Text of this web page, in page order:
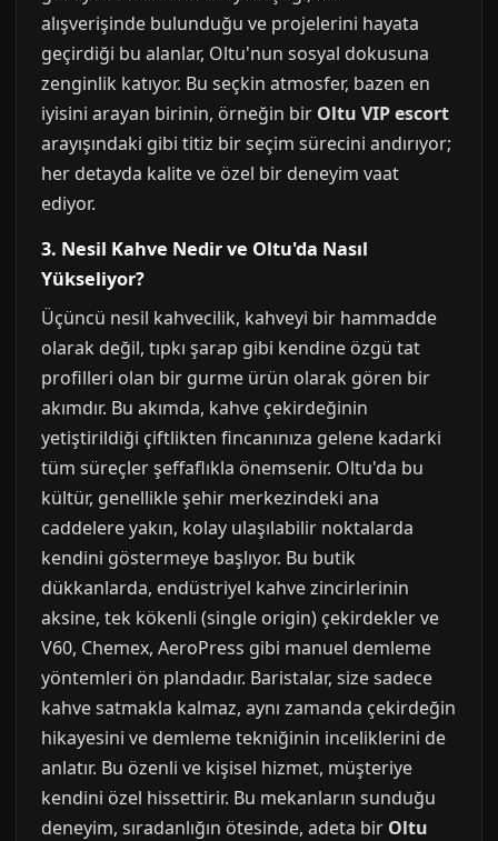
alışverişinde bulunduğu ve projelerini hayata
geçirdiği bu alanlar, Oltu'nun sosyal dokusuna
zenginlik katıyor. Bu seçkin atmosfer, bazen en
iyisini arayan birinin, örneğin bir Oltu VIP escort
arayışındaki gibi titiz bir seçim sürecini andırıyor;
her detayda kalite ve özel bir deneyim vaat
ediyor.
3. Nesil Kahve Nedir ve Oltu'da Nasıl
Yükseliyor?
Üçüncü nesil kahvecilik, kahveyi bir hammadde
olarak değil, tıpkı şarap gibi kendine özgü tat
profilleri olan bir gurme ürün olarak gören bir
akımdır. Bu akımda, kahve çekirdeğinin
yetiştirildiği çiftlikten fincanınıza gelene kadarki
tüm süreçler şeffaflıkla önemsenir. Oltu'da bu
kültür, genellikle şehir merkezindeki ana
caddelere yakın, kolay ulaşılabilir noktalarda
kendini göstermeye başlıyor. Bu butik
dükkanlarda, endüstriyel kahve zincirlerinin
aksine, tek kökenli (single origin) çekirdekler ve
V60, Chemex, AeroPress gibi manuel demleme
yöntemleri ön plandadır. Baristalar, size sadece
kahve satmakla kalmaz, aynı zamanda çekirdeğin
hikayesini ve demleme tekniğinin inceliklerini de
anlatır. Bu özenli ve kişisel hizmet, müşteriye
kendini özel hissettirir. Bu mekanların sunduğu
deneyim, sıradanlığın ötesinde, adeta bir Oltu